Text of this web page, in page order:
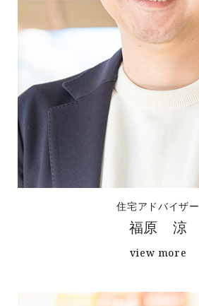
住宅アドバイザー
福原 涼
view more